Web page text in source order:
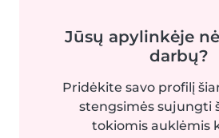
Jūsų apylinkėje
darbų?
Pridėkite savo profilį
stengsimės sujungti
tokiomis auklėmis